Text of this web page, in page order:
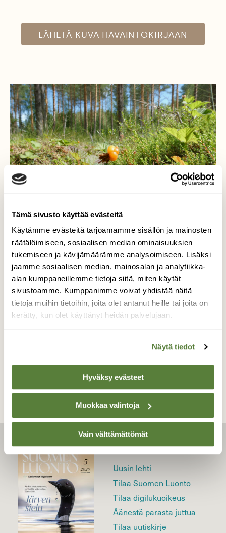
Tämä sivusto käyttää evästeitä
Käytämme evästeitä tarjoamamme sisällön ja mainosten
räätälöimiseen, sosiaalisen median ominaisuuksien
tukemiseen ja kävijämäärämme analysoimiseen. Lisäksi
jaamme sosiaalisen median, mainosalan ja analytiikka-
alan kumppaneillemme tietoja siitä, miten käytät
sivustoamme. Kumppanimme voivat yhdistää näitä
tietoja muihin tietoihin, joita olet antanut heille tai joita on
kerätty, kun olet käyttänyt heidän palvelujaan.
Näytä tiedot
Hyväksy evästeet
Muokkaa valintoja
Vain välttämättömät
LÄHETÄ KUVA HAVAINTOKIRJAAN
Lakat
Marjat kypsyneet metsätien reunalla.
Valokuvaaja: Liisa Niiva-Korpela, Taipalsaari
19.7.2022
LEHTI
Uusin lehti
Tilaa Suomen Luonto
Tilaa digilukuoikeus
Äänestä parasta juttua
Tilaa uutiskirje